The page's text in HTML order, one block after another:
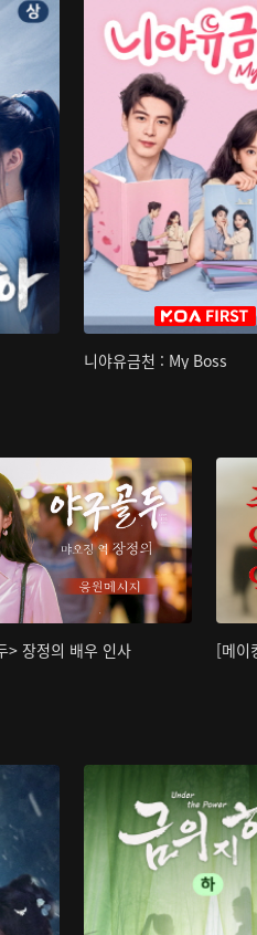
니야유금천 : My Boss
> 장정의 배우 인사 [메이